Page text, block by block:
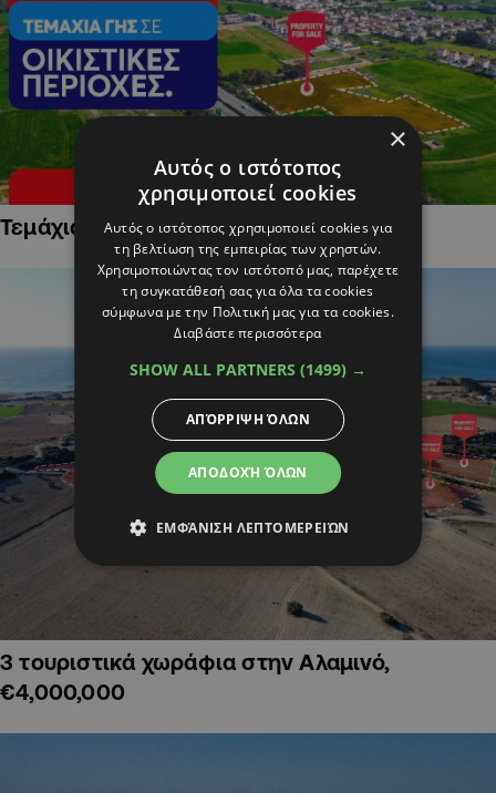
Τεμάχια Γης σε Οικιστικές Περιοχές
3 τουριστικά χωράφια στην Αλαμινό,
€4,000,000
×
Αυτός ο ιστότοπος
χρησιμοποιεί cookies
Αυτός ο ιστότοπος χρησιμοποιεί cookies για
τη βελτίωση της εμπειρίας των χρηστών.
Χρησιμοποιώντας τον ιστότοπό μας, παρέχετε
τη συγκατάθεσή σας για όλα τα cookies
σύμφωνα με την Πολιτική μας για τα cookies.
Διαβάστε περισσότερα
SHOW ALL PARTNERS (1499) →
ΑΠΟΔΟΧΉ ΌΛΩΝ
ΑΠΌΡΡΙΨΗ ΌΛΩΝ
ΕΜΦΆΝΙΣΗ ΛΕΠΤΟΜΕΡΕΙΏΝ